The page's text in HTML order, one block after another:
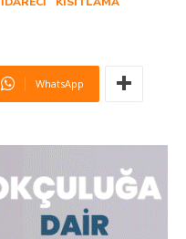
WhatsApp